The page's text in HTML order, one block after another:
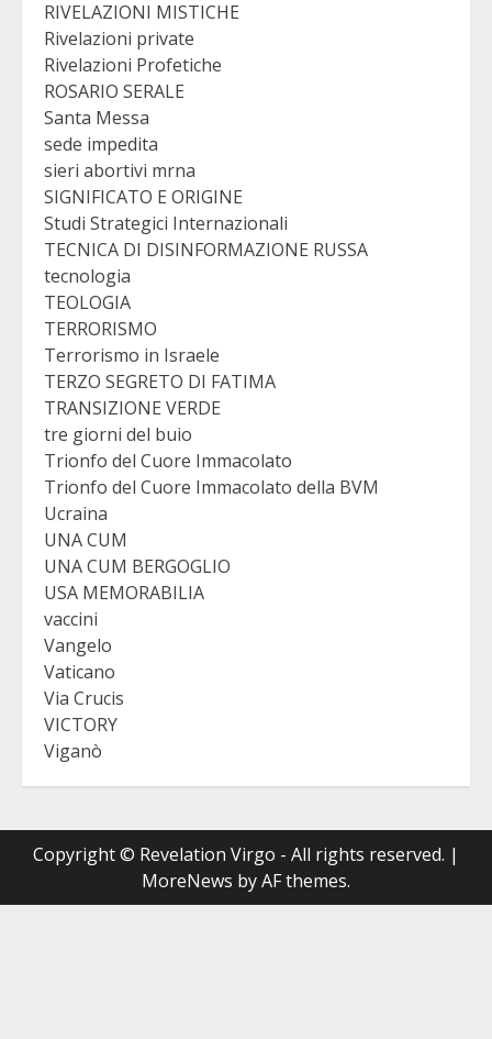
RIVELAZIONI MISTICHE
Rivelazioni private
Rivelazioni Profetiche
ROSARIO SERALE
Santa Messa
sede impedita
sieri abortivi mrna
SIGNIFICATO E ORIGINE
Studi Strategici Internazionali
TECNICA DI DISINFORMAZIONE RUSSA
tecnologia
TEOLOGIA
TERRORISMO
Terrorismo in Israele
TERZO SEGRETO DI FATIMA
TRANSIZIONE VERDE
tre giorni del buio
Trionfo del Cuore Immacolato
Trionfo del Cuore Immacolato della BVM
Ucraina
UNA CUM
UNA CUM BERGOGLIO
USA MEMORABILIA
vaccini
Vangelo
Vaticano
Via Crucis
VICTORY
Viganò
Copyright © Revelation Virgo - All rights reserved. |
MoreNews by AF themes.